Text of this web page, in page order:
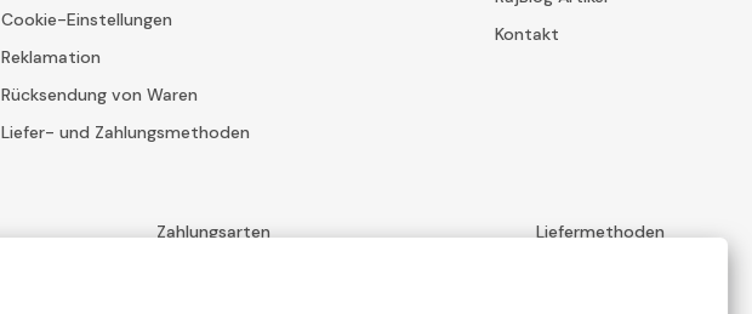
Cookie-Einstellungen
Reklamation
Rücksendung von Waren
Liefer- und Zahlungsmethoden
Kontakt
Zahlungsarten Liefermethoden